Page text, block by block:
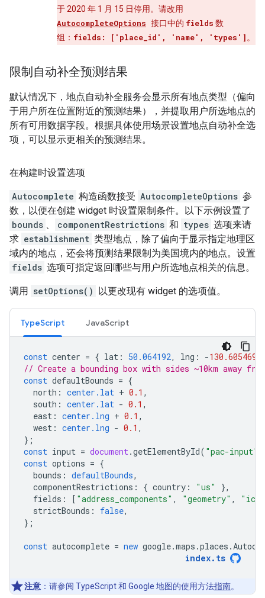
于 2020 年 1 月 15 日停用。请改用
AutocompleteOptions 接口中的 fields 数
组： fields: ['place_id', 'name', 'types'] 。
限制自动补全预测结果
默认情况下，地点自动补全服务会显示所有地点类型（偏向
于用户所在位置附近的预测结果），并提取用户所选地点的
所有可用数据字段。根据具体使用场景设置地点自动补全选
项，可以显示更相关的预测结果。
在构建时设置选项
Autocomplete 构造函数接受 AutocompleteOptions 参
数，以便在创建 widget 时设置限制条件。以下示例设置了
bounds 、 componentRestrictions 和 types 选项来请
求 establishment 类型地点，除了偏向于显示指定地理区
域内的地点，还会将预测结果限制为美国境内的地点。设置
fields 选项可指定返回哪些与用户所选地点相关的信息。
调用 setOptions() 以更改现有 widget 的选项值。
TypeScript JavaScript
const center = { lat : 50.064192, lng : -130.605469
// Create a bounding box with sides ~10km away
const defaultBounds = {
north : center.lat + 0.1 ,
south : center.lat - 0.1 ,
east : center.lng + 0.1 ,
west : center.lng - 0.1 ,
};
const input = document.getElementById( "pac-input"
const options = {
bounds : defaultBounds,
componentRestrictions : { country : "us"
},
fields : [ "address_components" , "geometry" ,
strictBounds : false,
};
const autocomplete = new google.maps .places .
index. ts
注意 ：请参阅 TypeScript 和 Google 地图的使用方法指南。